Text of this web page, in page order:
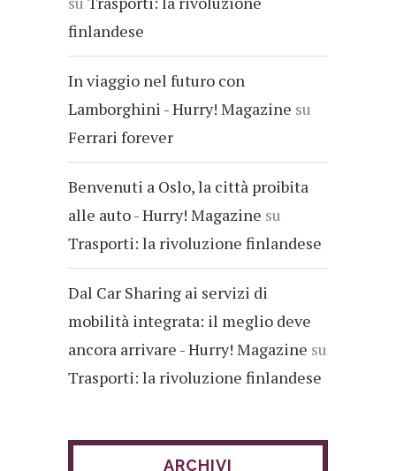
finlandese
In viaggio nel futuro con
Lamborghini - Hurry! Magazine su
Ferrari forever
Benvenuti a Oslo, la città proibita
alle auto - Hurry! Magazine su
Trasporti: la rivoluzione finlandese
Dal Car Sharing ai servizi di
mobilità integrata: il meglio deve
ancora arrivare - Hurry! Magazine su
Trasporti: la rivoluzione finlandese
ARCHIVI